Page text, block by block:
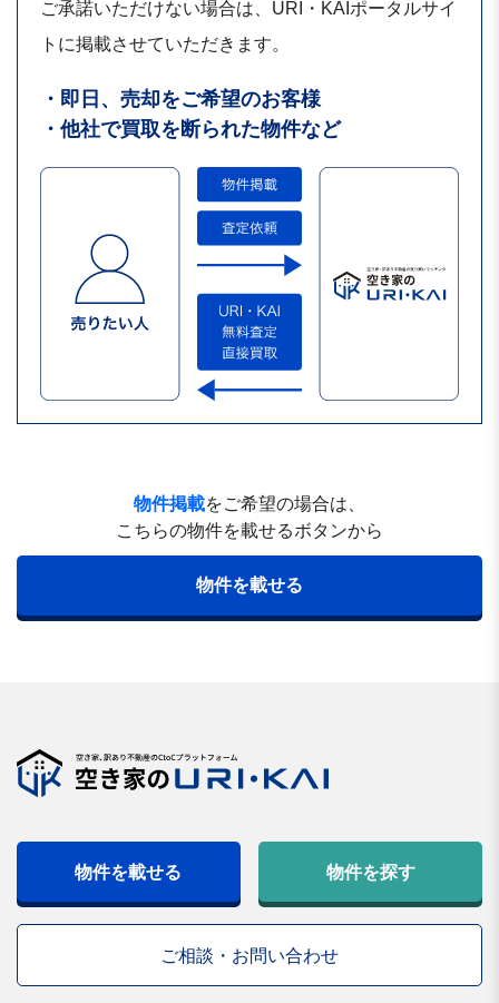
ご承諾いただけない場合は、URI・KAIポータルサイ
トに掲載させていただきます。
・即日、売却をご希望のお客様
・他社で買取を断られた物件など
物件掲載をご希望の場合は、
こちらの物件を載せるボタンから
物件を載せる
物件を載せる 物件を探す
ご相談・お問い合わせ